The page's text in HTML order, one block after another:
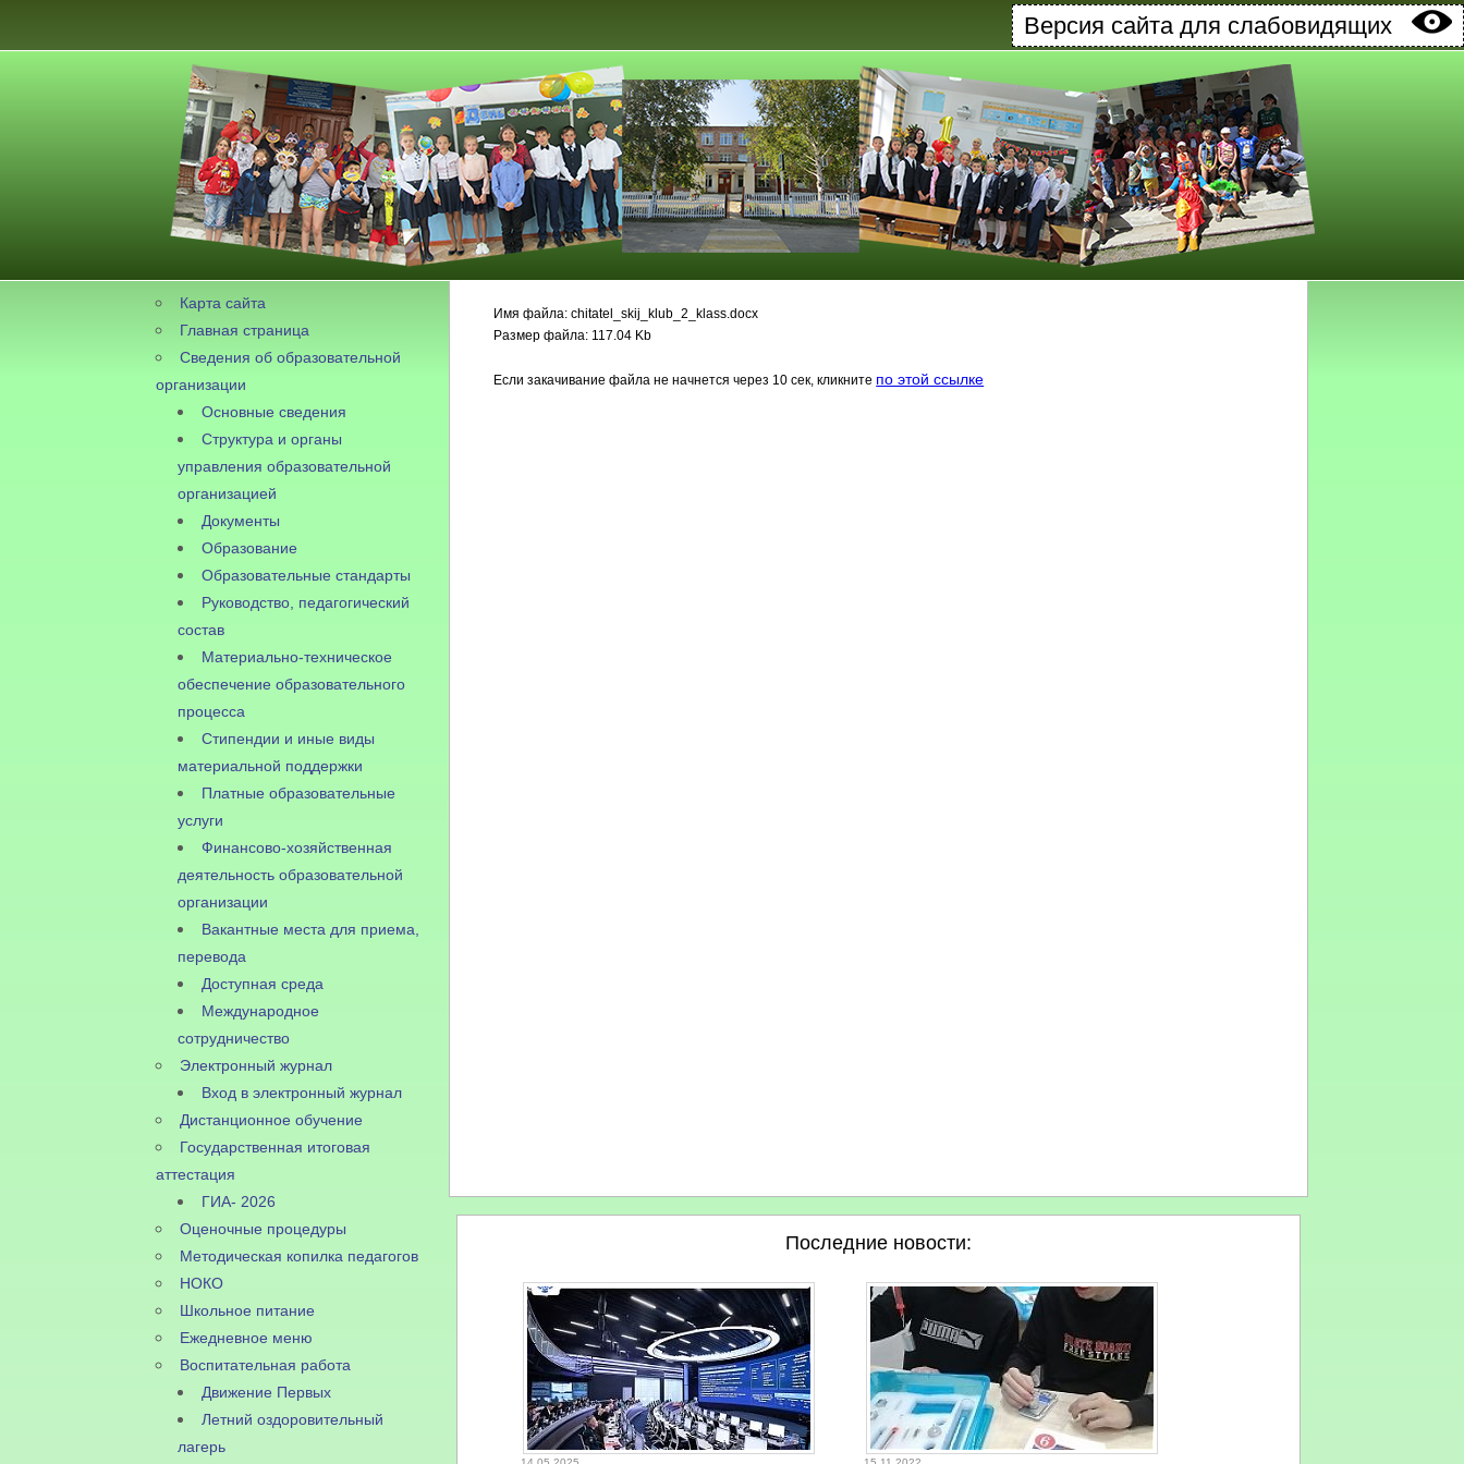
Версия сайта для слабовидящих
Карта сайта
Главная страница
Сведения об образовательной
организации
Основные сведения
Структура и органы
управления образовательной
организацией
Документы
Образование
Образовательные стандарты
Руководство, педагогический
состав
Материально-техническое
обеспечение образовательного
процесса
Стипендии и иные виды
материальной поддержки
Платные образовательные
услуги
Финансово-хозяйственная
деятельность образовательной
организации
Вакантные места для приема,
перевода
Доступная среда
Международное
сотрудничество
Электронный журнал
Вход в электронный журнал
Дистанционное обучение
Государственная итоговая
аттестация
ГИА- 2026
Оценочные процедуры
Методическая копилка педагогов
НОКО
Школьное питание
Ежедневное меню
Воспитательная работа
Движение Первых
Летний оздоровительный
лагерь
Имя файла: chitatel_skij_klub_2_klass.docx
Размер файла: 117.04 Kb
Если закачивание файла не начнется через 10 сек, кликните по этой ссылке
Последние новости: